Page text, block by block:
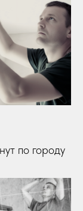
по городу